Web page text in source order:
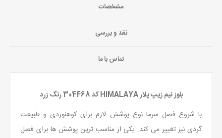
مشخصات
نقد و بررسی
تماس با ما
بلوز نیم زیپ پلار HIMALAYA کد 304468 رنگ زرد
با شروع فصل سرما نوع پوشش لازم برای کوهنوردی و طبیعت
گردی نیز تغییر می کند. یکی از مناسب ترین پوشش ها برای فصل